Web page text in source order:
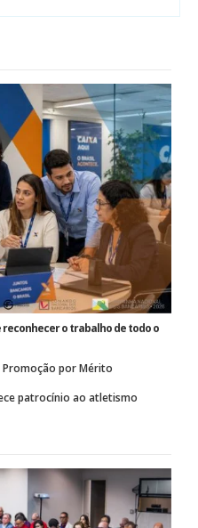
reconhecer o trabalho de todo o
Promoção por Mérito
patrocínio ao atletismo